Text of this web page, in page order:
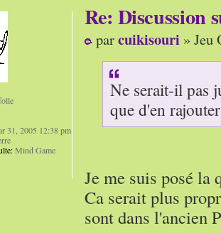
Re: Discussion
parcuikisouri » Jeu
Ne serait-il pas
que d'en
Je me suis posé la
Ca serait plus
sont dans l'ancien
31, 2005 12:38 pm
Mind Game